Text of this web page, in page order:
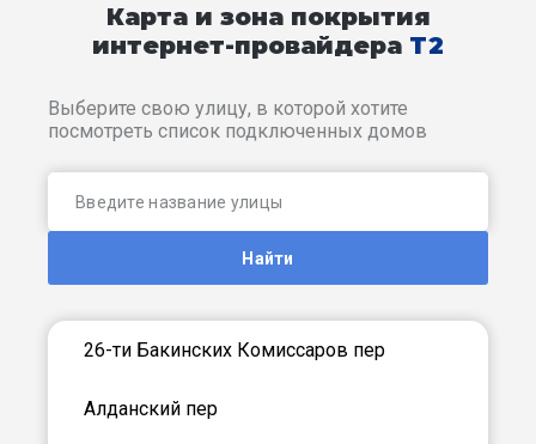
Карта и зона покрытия
интернет-провайдера T2
Выберите свою улицу, в которой хотите
посмотреть список подключенных домов
Найти
26-ти Бакинских Комиссаров пер
Алданский пер